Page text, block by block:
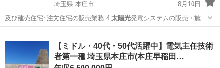
埼玉県 本庄市
8月10日
及び建売住宅･注文住宅の販売業務 4.太陽光発電システムの販売・施工
及び管理業務 …
【ミドル・40代・50代活躍中】電気主任技術
者第一種 埼玉県本庄市(本庄早稲田…